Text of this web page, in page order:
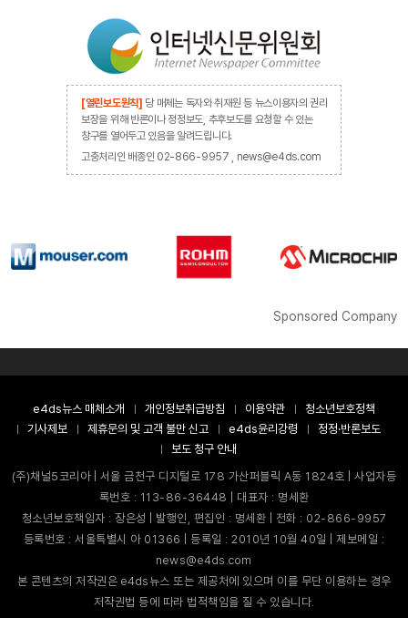
[열린보도원칙] 당 매체는 독자와 취재원 등 뉴스이용자의 권리
보장을 위해 반론이나 정정보도, 추후보도를 요청할 수 있는
창구를 열어두고 있음을 알려드립니다.
고충처리인 배종인 02-866-9957 , news@e4ds.com
Sponsored Company
e4ds뉴스 매체소개 개인정보취급방침 이용약관
청소년보호정책
기사제보
제휴문의 및 고객 불만 신고 e4ds윤리강령
정정·반론보도
보도 청구 안내
(주)채널5코리아 | 서울 금천구 디지털로 178 가산퍼블릭 A동 1824호 | 사업자등
록번호 : 113-86-36448 | 대표자 : 명세환
청소년보호책임자 : 장은성 | 발행인, 편집인 : 명세환 | 전화 : 02-866-9957
등록번호 : 서울특별시 아 01366 | 등록일 : 2010년 10월 40일 | 제보메일 :
news@e4ds.com
본 콘텐츠의 저작권은 e4ds뉴스 또는 제공처에 있으며 이를 무단 이용하는 경우
저작권법 등에 따라 법적책임을 질 수 있습니다.